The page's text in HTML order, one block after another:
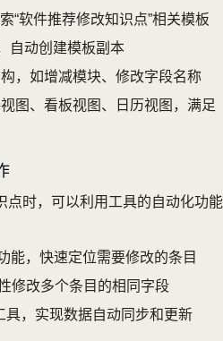
“软件推荐修改知识点”相关模板
自动创建模板副本
，如增减模块、修改字段名称
图、看板视图、日历视图，满足
点时，可以利用工具的自动化功能
能，快速定位需要修改的条目
修改多个条目的相同字段
，实现数据自动同步和更新